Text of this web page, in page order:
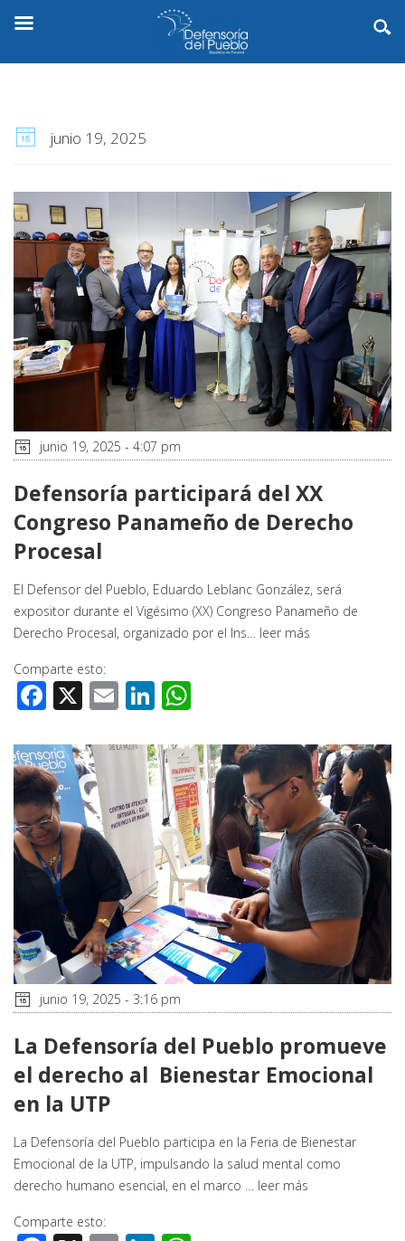
junio 19, 2025
junio 19, 2025 - 4:07 pm
Defensoría participará del XX
Congreso Panameño de Derecho
Procesal
El Defensor del Pueblo, Eduardo Leblanc González, será
expositor durante el Vigésimo (XX) Congreso Panameño de
Derecho Procesal, organizado por el Ins… leer más
Comparte esto:
Facebook
X EmailLinkedIn
junio 19, 2025 - 3:16 pm
La Defensoría del Pueblo promueve
el derecho al Bienestar Emocional
en la UTP
La Defensoría del Pueblo participa en la Feria de Bienestar
Emocional de la UTP, impulsando la salud mental como
derecho humano esencial, en el marco … leer más
Comparte esto: